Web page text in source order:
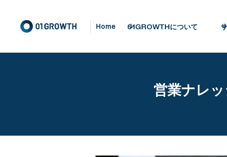
Home 01GROWTHについて
営業ナレ